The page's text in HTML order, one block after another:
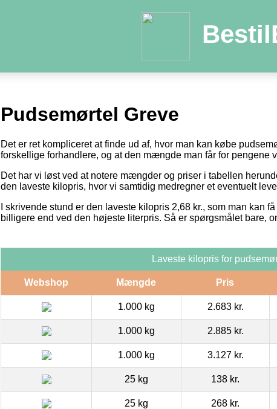
Pudsemørtel Greve
Det er ret kompliceret at finde ud af, hvor man kan købe
forskellige forhandlere, og at den mængde man får for pengene
Det har vi løst ved at notere mængder og priser i tabellen
den laveste kilopris, hvor vi samtidig medregner et eventuelt
I skrivende stund er den laveste kilopris 2,68 kr., som man kan
billigere end ved den højeste literpris. Så er spørgsmålet bare,
Laveste kilopris for
Webshop Mængde Pris
1.000 kg 2.683 kr.
1.000 kg 2.885 kr.
1.000 kg 3.127 kr.
25 kg 138 kr.
25 kg 268 kr.